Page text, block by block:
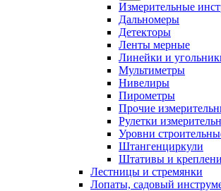
Измерительные
Дальномеры
Детекторы
Ленты мерные
Линейки и
Мультиметры
Нивелиры
Пирометры
Прочие
Рулетки
Уровни
Штангенциркули
Штативы и
Лестницы и стремянки
Лопаты, садовый